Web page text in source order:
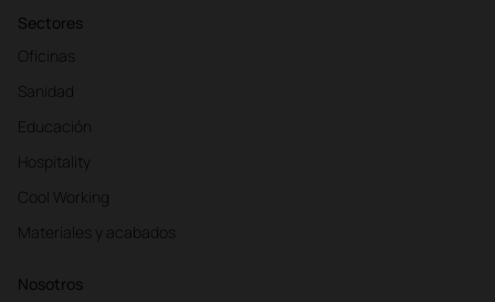
Sectores
Oficinas
Sanidad
Educación
Hospitality
Cool Working
Materiales y acabados
Nosotros